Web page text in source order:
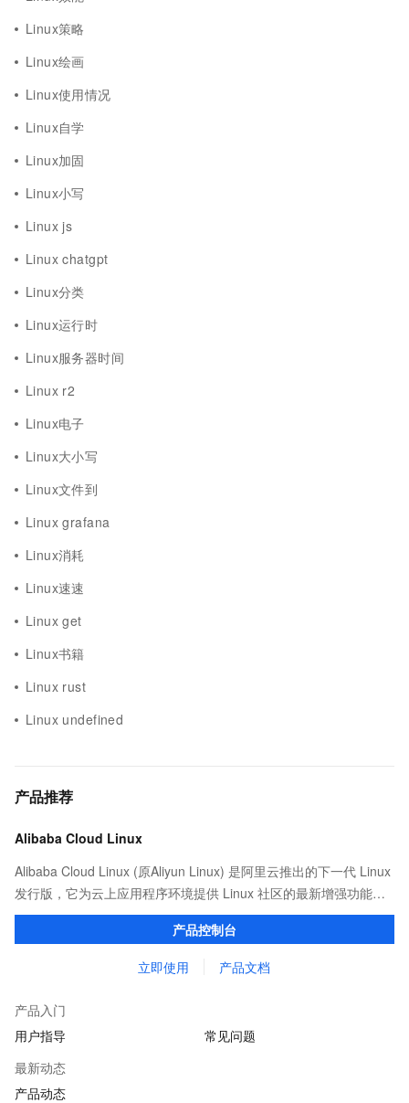
Linux策略
Linux绘画
Linux使用情况
Linux自学
Linux加固
Linux小写
Linux js
Linux chatgpt
Linux分类
Linux运行时
Linux服务器时间
Linux r2
Linux电子
Linux大小写
Linux文件到
Linux grafana
Linux消耗
Linux速速
Linux get
Linux书籍
Linux rust
Linux undefined
产品推荐
Alibaba Cloud Linux
Alibaba Cloud Linux (原Aliyun Linux) 是阿里云推出的下一代 Linux
发行版，它为云上应用程序环境提供 Linux 社区的最新增强功能，
在提供云上最佳用户体验的同时，也针对阿里云基础设施做了深度
产品控制台
立即使用 产品文档
产品入门
用户指导
常见问题
最新动态
产品动态